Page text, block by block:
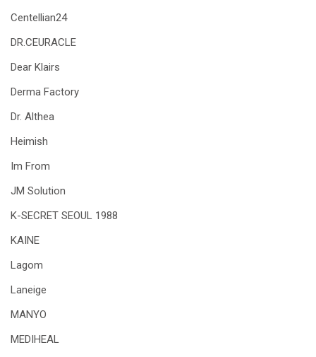
Centellian24
DR.CEURACLE
Dear Klairs
Derma Factory
Dr. Althea
Heimish
Im From
JM Solution
K-SECRET SEOUL 1988
KAINE
Lagom
Laneige
MANYO
MEDIHEAL